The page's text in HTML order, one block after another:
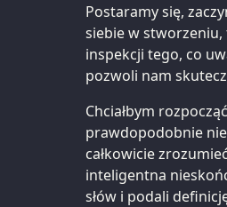
Postaramy się,
siebie w
inspekcji tego, co
pozwoli nam
Chciałbym
prawdopodobnie
całkowicie
inteligentna
słów i podali